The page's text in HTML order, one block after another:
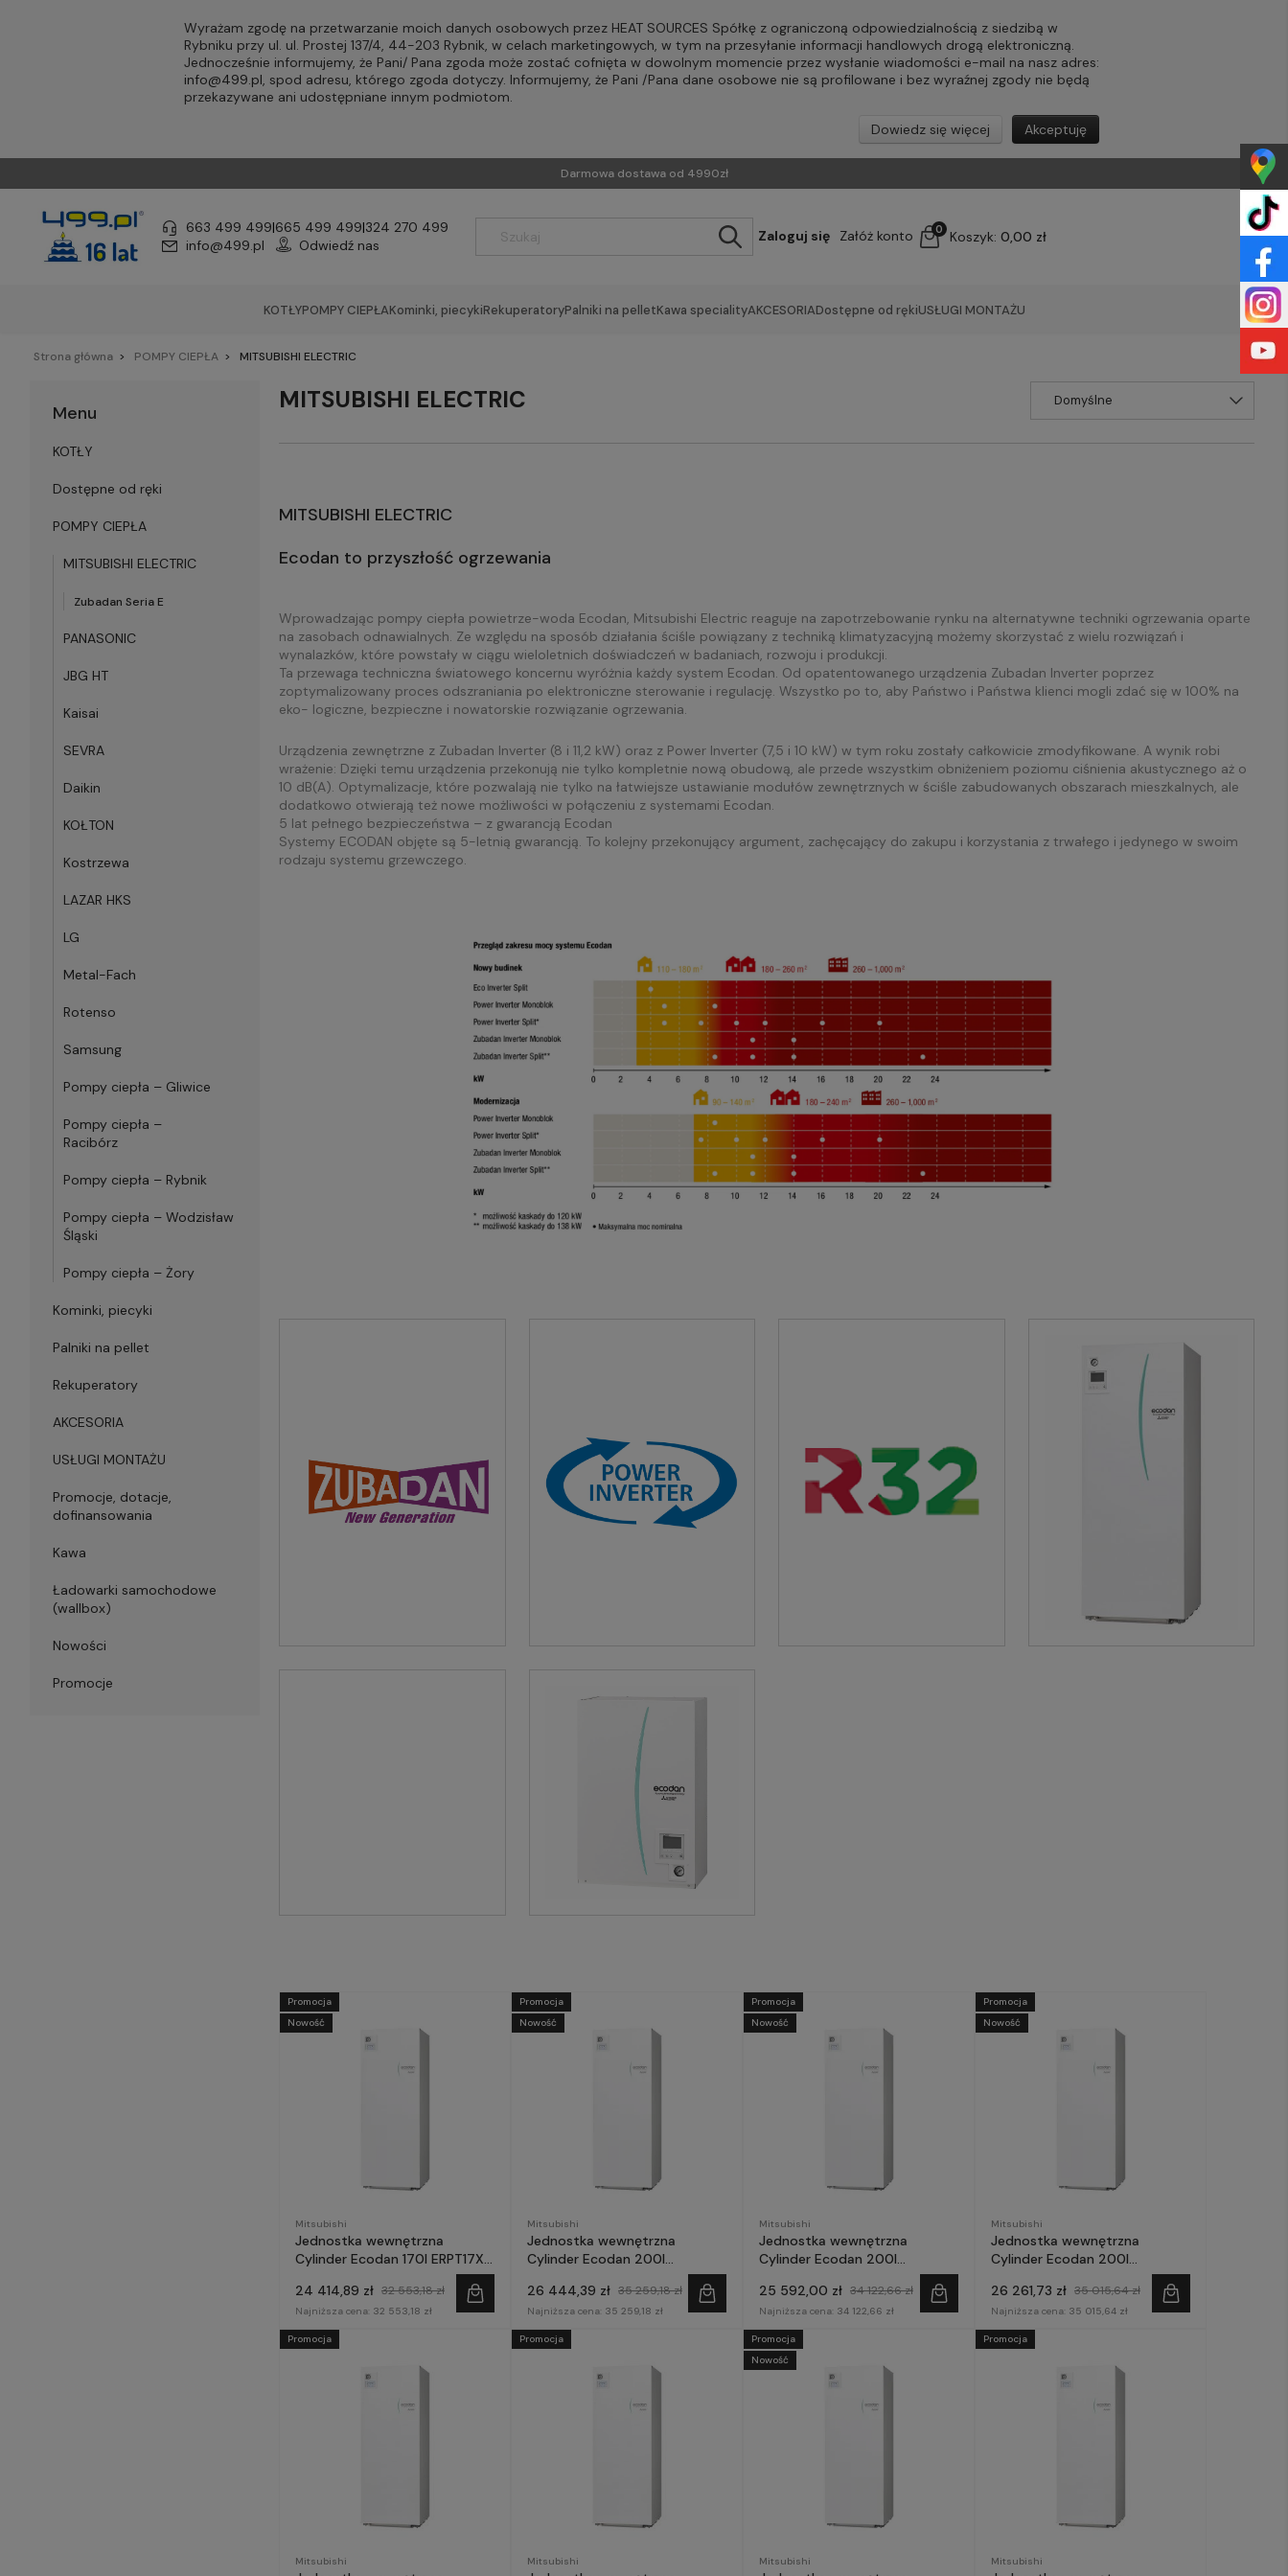
Wyrażam zgodę na przetwarzanie moich danych osobowych przez HEAT SOURCES Spółkę z ograniczoną odpowiedzialnością z siedzibą w
Rybniku przy ul. ul. Prostej 137/4, 44-203 Rybnik, w celach marketingowych, w tym na przesyłanie informacji handlowych drogą elektroniczną.
Jednocześnie informujemy, że Pani/ Pana zgoda może zostać cofnięta w dowolnym momencie przez wysłanie wiadomości e-mail na nasz adres:
info@499.pl, spod adresu, którego zgoda dotyczy. Informujemy, że Pani /Pana dane osobowe nie są profilowane i bez wyraźnej zgody nie będą
przekazywane ani udostępniane innym podmiotom.
Akceptuję
Dowiedz się więcej
Darmowa dostawa od 4990zł
663 499 499|665 499 499|324 270 499
info@499.pl
Odwiedź nas
Zaloguj się Załóż konto Koszyk: 0,00 zł
0
KOTŁYPOMPY CIEPŁAKominki, piecykiRekuperatoryPalniki na pelletKawa specialityAKCESORIADostępne od rękiUSŁUGI MONTAŻU
Strona główna POMPY CIEPŁA MITSUBISHI ELECTRIC
Menu
KOTŁY
Dostępne od ręki
POMPY CIEPŁA
MITSUBISHI ELECTRIC
Zubadan Seria E
PANASONIC
JBG HT
Kaisai
SEVRA
Daikin
KOŁTON
Kostrzewa
LAZAR HKS
LG
Metal-Fach
Rotenso
Samsung
Pompy ciepła – Gliwice
Pompy ciepła –
Racibórz
Pompy ciepła – Rybnik
Pompy ciepła – Wodzisław
Śląski
Pompy ciepła – Żory
Kominki, piecyki
Palniki na pellet
Rekuperatory
AKCESORIA
USŁUGI MONTAŻU
Promocje, dotacje,
dofinansowania
Kawa
Ładowarki samochodowe
(wallbox)
Nowości
Promocje
MITSUBISHI ELECTRIC
MITSUBISHI ELECTRIC
Ecodan to przyszłość ogrzewania
Wprowadzając pompy ciepła powietrze-woda Ecodan, Mitsubishi Electric reaguje na zapotrzebowanie rynku na alternatywne techniki ogrzewania oparte
na zasobach odnawialnych. Ze względu na sposób działania ściśle powiązany z techniką klimatyzacyjną możemy skorzystać z wielu rozwiązań i
wynalazków, które powstały w ciągu wieloletnich doświadczeń w badaniach, rozwoju i produkcji.
Ta przewaga techniczna światowego koncernu wyróżnia każdy system Ecodan. Od opatentowanego urządzenia Zubadan Inverter poprzez
zoptymalizowany proces odszraniania po elektroniczne sterowanie i regulację. Wszystko po to, aby Państwo i Państwa klienci mogli zdać się w 100% na
eko- logiczne, bezpieczne i nowatorskie rozwiązanie ogrzewania.
Urządzenia zewnętrzne z Zubadan Inverter (8 i 11,2 kW) oraz z Power Inverter (7,5 i 10 kW) w tym roku zostały całkowicie zmodyfikowane. A wynik robi
wrażenie: Dzięki temu urządzenia przekonują nie tylko kompletnie nową obudową, ale przede wszystkim obniżeniem poziomu ciśnienia akustycznego aż o
10 dB(A). Optymalizacje, które pozwalają nie tylko na łatwiejsze ustawianie modułów zewnętrznych w ściśle zabudowanych obszarach mieszkalnych, ale
dodatkowo otwierają też nowe możliwości w połączeniu z systemami Ecodan.
5 lat pełnego bezpieczeństwa – z gwarancją Ecodan
Systemy ECODAN objęte są 5-letnią gwarancją. To kolejny przekonujący argument, zachęcający do zakupu i korzystania z trwałego i jedynego w swoim
rodzaju systemu grzewczego.
Mitsubishi
Jednostka wewnętrzna
Cylinder Ecodan 170l ERPT17X-
GENERACJA E - Mitsubishi
Electric
24 414,89 zł 32 553,18 zł
Najniższa cena: 32 553,18 zł
Promocja
Nowość
Mitsubishi
Jednostka wewnętrzna
Cylinder Ecodan 200l
EHPT20X-YM9E do monobloka
GENERACJA E - Mitsubishi
Electric
26 444,39 zł 35 259,18 zł
Najniższa cena: 35 259,18 zł
Promocja
Nowość
Mitsubishi
Jednostka wewnętrzna
Cylinder Ecodan 200l
ERPT20X-VM6E do monobloka
GENERACJA E - Mitsubishi
Electric
25 592,00 zł 34 122,66 zł
Najniższa cena: 34 122,66 zł
Promocja
Nowość
Mitsubishi
Jednostka wewnętrzna
Cylinder Ecodan 200l
ERPT20X-YM9E do monobloka
GENERACJA E - Mitsubishi
Electric
26 261,73 zł 35 015,64 zł
Najniższa cena: 35 015,64 zł
Promocja
Nowość
Mitsubishi
Promocja
Mitsubishi
Promocja
Mitsubishi
Promocja
Nowość
Mitsubishi
Promocja